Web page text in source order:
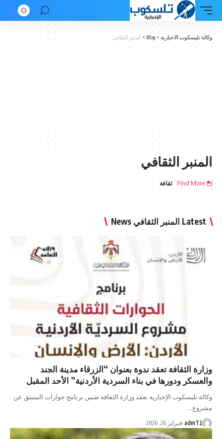
وكالة تليسكوب الاخبارية >
Blog
> المنبر الثقافي
المنبر الثقافي
Find More: ثقافة
Latest المنبر الثقافي News
وزارة الثقافة تعقد ندوة بعنوان “الزرقاء مدينة الجند
والعسكر ودورها في بناء السردية الأردنية” الأحد المقبل
وكالة تليسكوب الإخبارية تعقد وزارة الثقافة ضمن برنامج حوارات المنبثق عن
مشروع…
admT2 فبراير 26, 2026